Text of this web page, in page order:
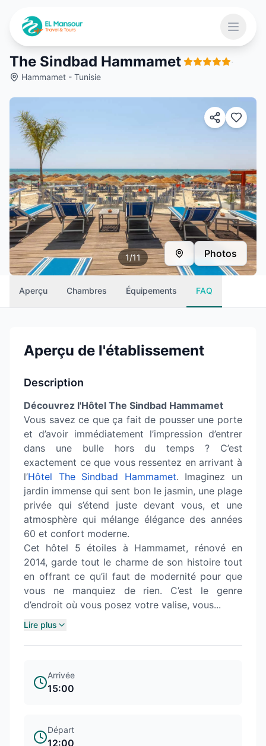
Ouvrir
The Sindbad Hammamet ·
Hammamet - Tunisie
1/11 Photos
Aperçu Chambres Équipements FAQ
Aperçu de l'établissement
Description
Découvrez l'Hôtel The Sindbad Hammamet
Vous savez ce que ça fait de pousser une porte
et d’avoir immédiatement l’impression d’entrer
dans une bulle hors du temps ? C’est
exactement ce que vous ressentez en arrivant à
l’Hôtel The Sindbad Hammamet. Imaginez un
jardin immense qui sent bon le jasmin, une plage
privée qui s’étend juste devant vous, et une
atmosphère qui mélange élégance des années
60 et confort moderne.
Cet hôtel 5 étoiles à Hammamet, rénové en
2014, garde tout le charme de son histoire tout
en offrant ce qu’il faut de modernité pour que
vous ne manquiez de rien. C’est le genre
d’endroit où vous posez votre valise, vous...
Lire plus
Arrivée
15:00
Départ
12:00